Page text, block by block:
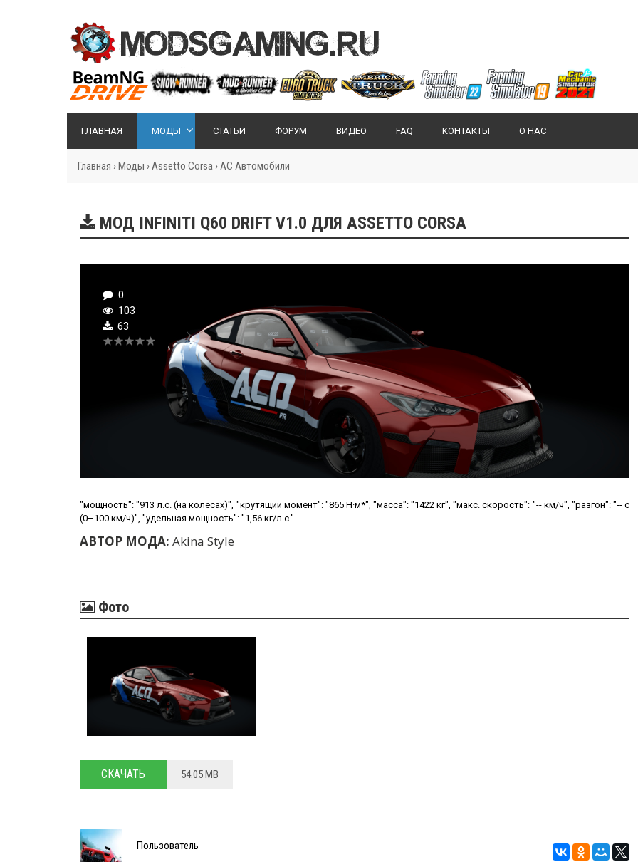
ГЛАВНАЯ МОДЫ СТАТЬИ ФОРУМ ВИДЕО FAQ КОНТАКТЫ О НАС
Главная ›Моды ›Assetto Corsa ›AC Автомобили
МОД INFINITI Q60 DRIFT V1.0 ДЛЯ ASSETTO CORSA
0
103
63
"мощность": "913 л.с. (на колесах)", "крутящий момент": "865 Н·м*", "масса": "1422 кг", "макс. скорость": "-- км/ч", "разгон": "-- с
(0–100 км/ч)", "удельная мощность": "1,56 кг/л.с."
АВТОР МОДА: Akina Style
Фото
СКАЧАТЬ 54.05 MB
Пользователь